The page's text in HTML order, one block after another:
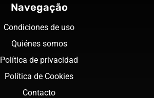
Navegação
Condiciones de uso
Quiénes somos
Política de privacidad
Política de Cookies
Contacto